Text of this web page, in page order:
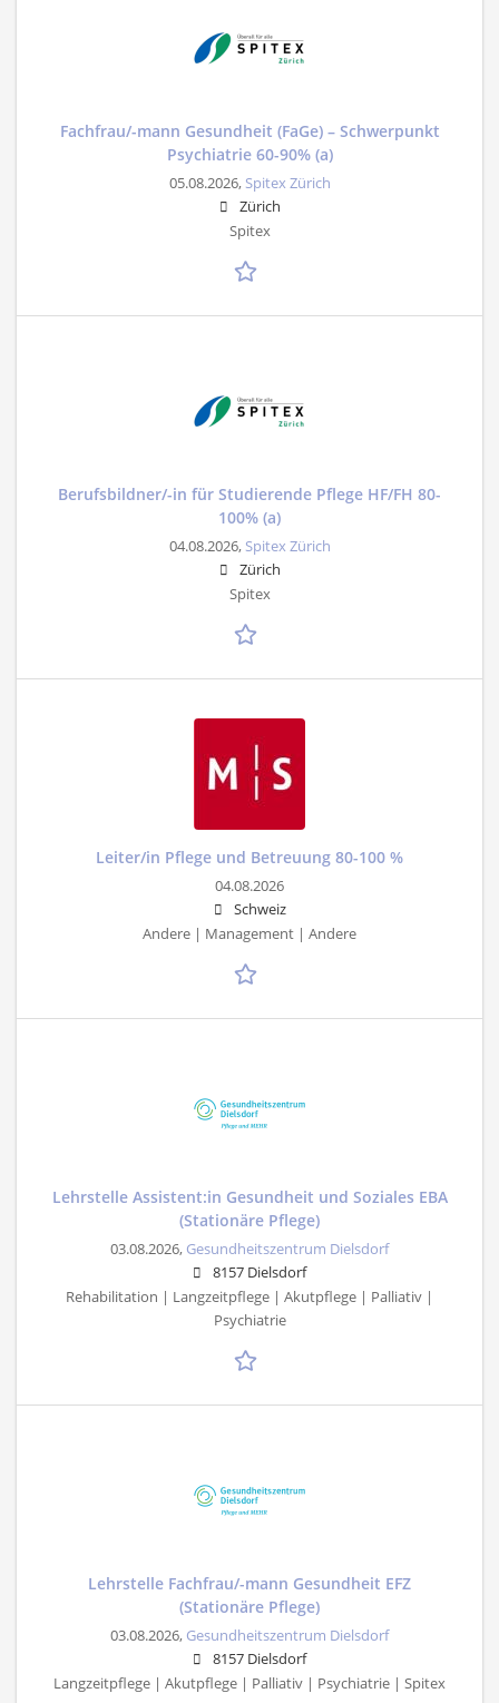
Fachfrau/-mann Gesundheit (FaGe) – Schwerpunkt
Psychiatrie 60-90% (a)
05.08.2026, Spitex Zürich
Zürich
Spitex
Berufsbildner/-in für Studierende Pflege HF/FH 80-
100% (a)
04.08.2026, Spitex Zürich
Zürich
Spitex
Leiter/in Pflege und Betreuung 80-100 %
04.08.2026
Schweiz
Andere | Management | Andere
Lehrstelle Assistent:in Gesundheit und Soziales EBA
(Stationäre Pflege)
03.08.2026, Gesundheitszentrum Dielsdorf
8157 Dielsdorf
Rehabilitation | Langzeitpflege | Akutpflege | Palliativ |
Psychiatrie
Lehrstelle Fachfrau/-mann Gesundheit EFZ
(Stationäre Pflege)
03.08.2026, Gesundheitszentrum Dielsdorf
8157 Dielsdorf
Langzeitpflege | Akutpflege | Palliativ | Psychiatrie | Spitex